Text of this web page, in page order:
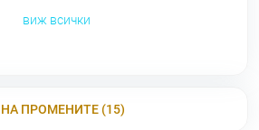
виж всички
ПРОМЕНИТЕ (15)